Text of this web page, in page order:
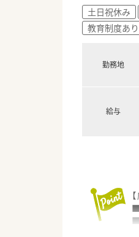
土日祝休み
教育制度あり
勤務地
給与